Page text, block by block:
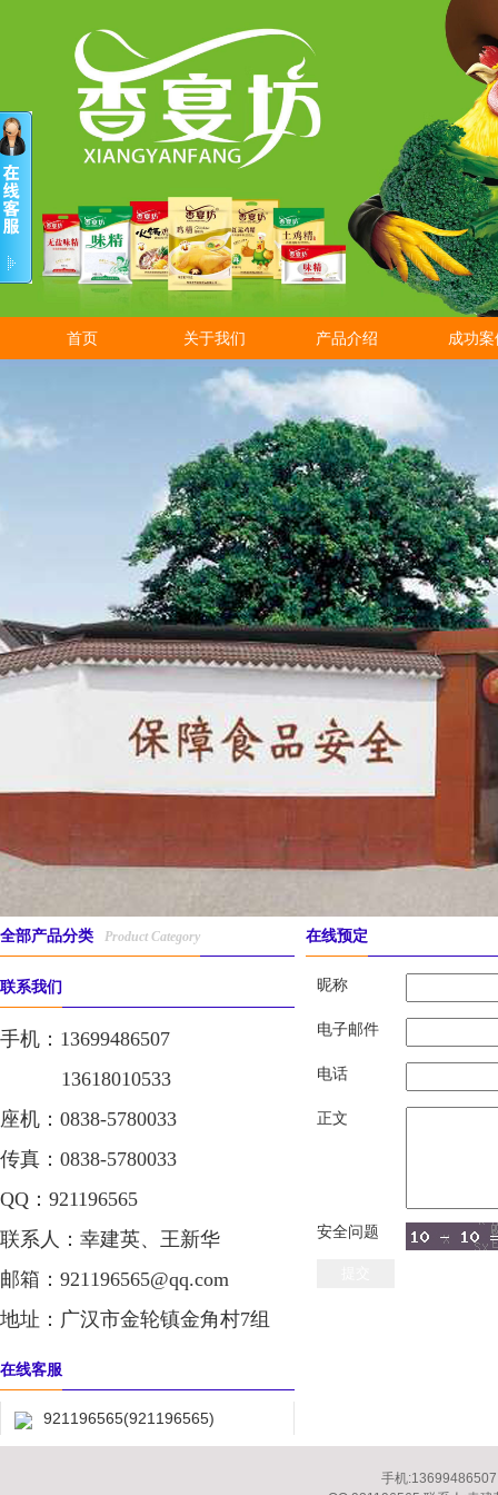
首页 关于我们 产品介绍 成功案
全部产品分类 Product Category
联系我们
手机：13699486507
13618010533
座机：0838-5780033
传真：0838-5780033
QQ：921196565
联系人：幸建英、王新华
邮箱：921196565@qq.com
地址：广汉市金轮镇金角村7组
在线客服
921196565(921196565)
在线预定
昵称
电子邮件
电话
正文
安全问题
手机